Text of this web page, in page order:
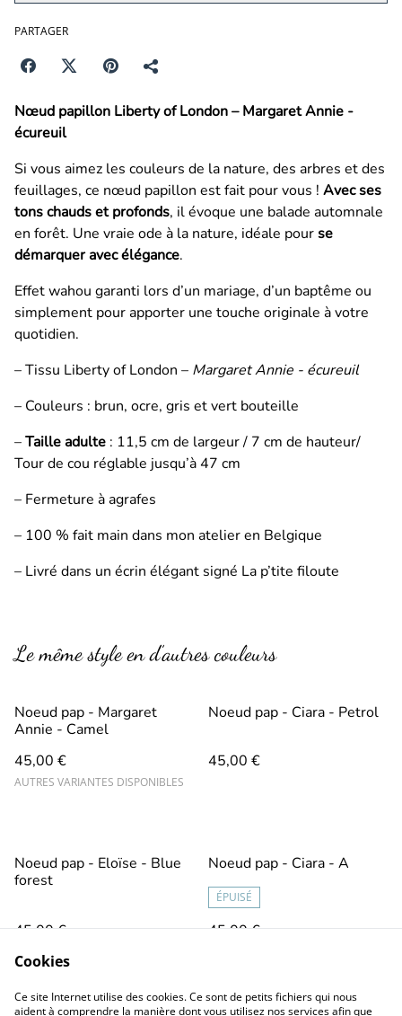
PARTAGER
Nœud papillon Liberty of London – Margaret Annie -
écureuil
Si vous aimez les couleurs de la nature, des arbres et des
feuillages, ce nœud papillon est fait pour vous ! Avec ses
tons chauds et profonds, il évoque une balade automnale
en forêt. Une vraie ode à la nature, idéale pourse
démarquer avec élégance.
Effet wahou garanti lors d’un mariage, d’un baptême ou
simplement pour apporter une touche originale à votre
quotidien.
– Tissu Liberty of London – Margaret Annie - écureuil
– Couleurs : brun, ocre, gris et vert bouteille
–Taille adulte : 11,5 cm de largeur / 7 cm de hauteur/
Tour de cou réglable jusqu’à 47 cm
– Fermeture à agrafes
– 100 % fait main dans mon atelier en Belgique
– Livré dans un écrin élégant signé La p’tite filoute
Le même style en d’autres couleurs
Noeud pap - Margaret
Annie - Camel
45,00 €
AUTRES VARIANTES DISPONIBLES
Noeud pap - Ciara - Petrol
45,00 €
Noeud pap - Eloïse - Blue
forest
45,00 €
Noeud pap - Ciara - A
ÉPUISÉ
45,00 €
Cookies
Ce site Internet utilise des cookies. Ce sont de petits fichiers qui nous
aident à comprendre la manière dont vous utilisez nos services afin que